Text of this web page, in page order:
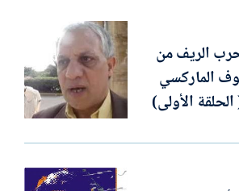
الريف من
الماركسي
الأولى)